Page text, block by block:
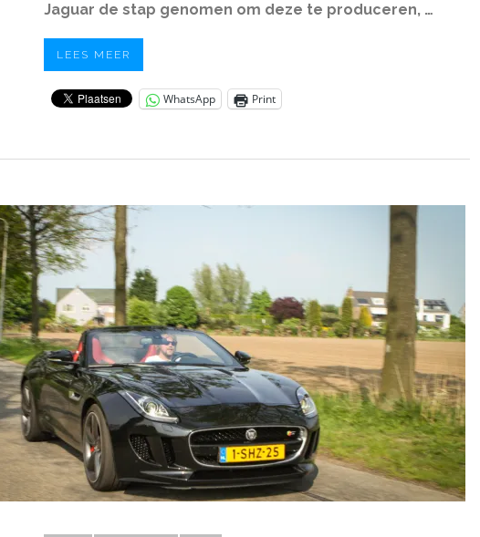
Jaguar de stap genomen om deze te produceren, …
LEES MEER
WhatsApp Print